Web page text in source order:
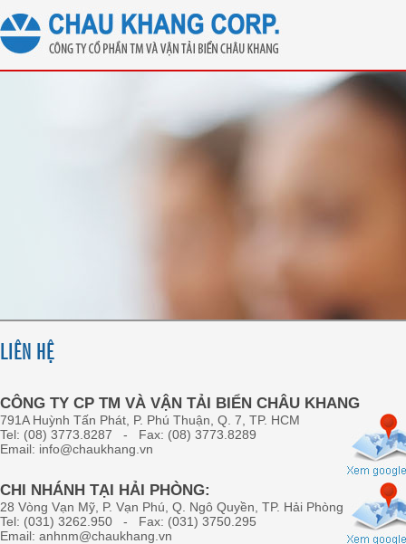
LIÊN HỆ
CÔNG TY CP TM VÀ VẬN TẢI BIỂN CHÂU KHANG
791A Huỳnh Tấn Phát, P. Phú Thuận, Q. 7, TP. HCM
Tel: (08) 3773.8287 - Fax: (08) 3773.8289
Email: info@chaukhang.vn
CHI NHÁNH TẠI HẢI PHÒNG:
28 Vòng Vạn Mỹ, P. Vạn Phú, Q. Ngô Quyền, TP. Hải Phòng
Tel: (031) 3262.950 - Fax: (031) 3750.295
Email: anhnm@chaukhang.vn